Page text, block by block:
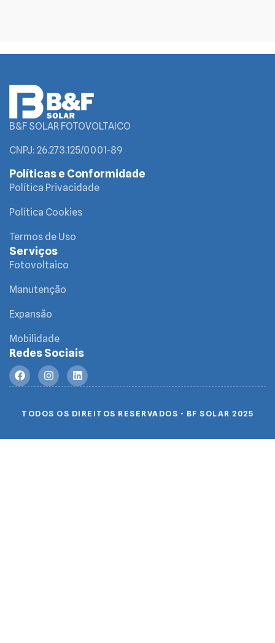
B&F SOLAR FOTOVOLTAICO
CNPJ: 26.273.125/0001-89
Políticas e Conformidade
Política Privacidade
Política Cookies
Termos de Uso
Serviços
Fotovoltaico
Manutenção
Expansão
Mobilidade
Redes Sociais
TODOS OS DIREITOS RESERVADOS - BF SOLAR 2025